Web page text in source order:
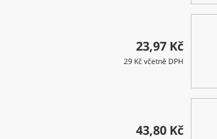
23,97 Kč
29 Kč včetně DPH
43,80 Kč